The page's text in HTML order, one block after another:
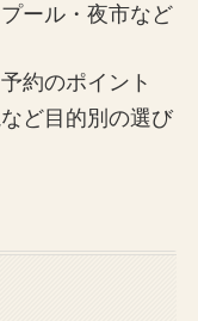
ール・夜市など
約のポイント
ど目的別の選び